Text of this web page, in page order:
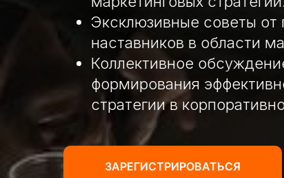
Эксклюзивные советы от
наставников в области
Коллективное
формирования
стратегии в
ЗАРЕГИСТРИРОВАТЬСЯ